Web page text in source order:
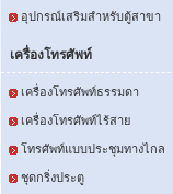
อุปกรณ์เสริมสำหรับตู้สาขา
เครื่องโทรศัพท์
เครื่องโทรศัพท์ธรรมดา
เครื่องโทรศัพท์ไร้สาย
โทรศัพท์แบบประชุมทางไกล
ชุดกริ่งประตู